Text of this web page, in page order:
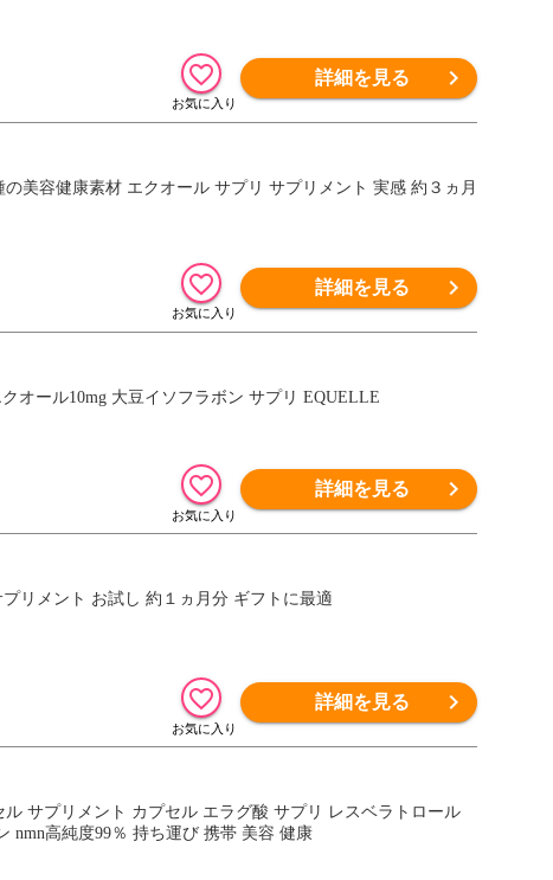
詳細を見る
美容健康素材 エクオール サプリ サプリメント 実感 約３ヵ月
詳細を見る
オール10mg 大豆イソフラボン サプリ EQUELLE
詳細を見る
リメント お試し 約１ヵ月分 ギフトに最適
詳細を見る
ル サプリメント カプセル エラグ酸 サプリ レスベラトロール
nmn高純度99％ 持ち運び 携帯 美容 健康